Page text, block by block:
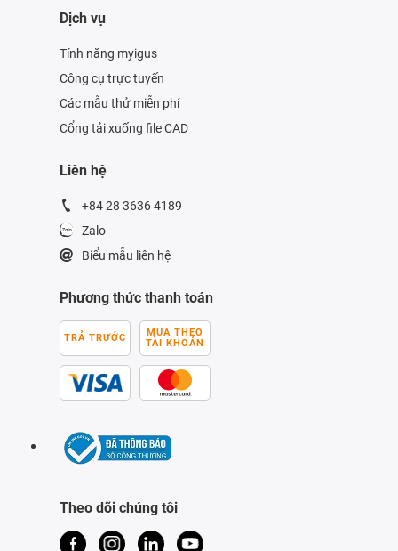
Dịch vụ
Tính năng myigus
Công cụ trực tuyến
Các mẫu thử miễn phí
Cổng tải xuống file CAD
Liên hệ
+84 28 3636 4189
Zalo
Biểu mẫu liên hệ
Phương thức thanh toán
TRẢ TRƯỚC
MUA THEO
TÀI KHOẢN
Theo dõi chúng tôi